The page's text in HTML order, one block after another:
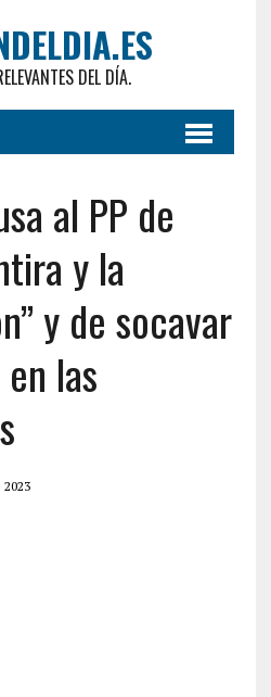
DEL DÍA.
al PP de
y la
y de socavar
las
2023